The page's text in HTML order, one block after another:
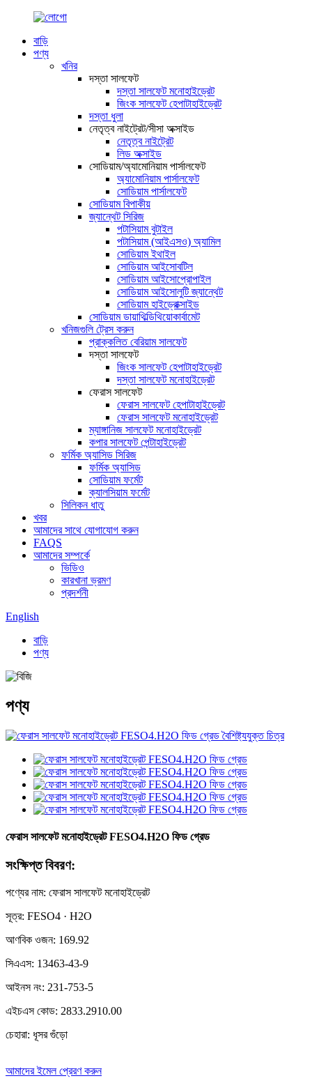
বাড়ি
পণ্য
খনির
দস্তা সালফেট
দস্তা সালফেট মনোহাইড্রেট
জিংক সালফেট হেপাটাহাইড্রেট
দস্তা ধুলা
নেতৃত্ব নাইট্রেট/সীসা অক্সাইড
নেতৃত্ব নাইট্রেট
লিড অক্সাইড
সোডিয়াম/অ্যামোনিয়াম পার্সালফেট
অ্যামোনিয়াম পার্সালফেট
সোডিয়াম পার্সালফেট
সোডিয়াম বিপাকীয়
জ্যান্থেট সিরিজ
পটাসিয়াম বুটাইল
পটাসিয়াম (আইএসও) অ্যামিল
সোডিয়াম ইথাইল
সোডিয়াম আইসোবটিল
সোডিয়াম আইসোপ্রোপাইল
সোডিয়াম আইসোলুটি জ্যান্থেট
সোডিয়াম হাইড্রোক্সাইড
সোডিয়াম ডায়াথিল্ডিথিয়োকার্বামেট
খনিজগুলি ট্রেস করুন
প্রাক্কলিত বেরিয়াম সালফেট
দস্তা সালফেট
জিংক সালফেট হেপাটাহাইড্রেট
দস্তা সালফেট মনোহাইড্রেট
ফেরাস সালফেট
ফেরাস সালফেট হেপাটাহাইড্রেট
ফেরাস সালফেট মনোহাইড্রেট
ম্যাঙ্গানিজ সালফেট মনোহাইড্রেট
কপার সালফেট পেন্টাহাইড্রেট
ফর্মিক অ্যাসিড সিরিজ
ফর্মিক অ্যাসিড
সোডিয়াম ফর্মেট
ক্যালসিয়াম ফর্মেট
সিলিকন ধাতু
খবর
আমাদের সাথে যোগাযোগ করুন
FAQS
আমাদের সম্পর্কে
ভিডিও
কারখানা ভ্রমণ
প্রদর্শনী
English
বাড়ি
পণ্য
পণ্য
ফেরাস সালফেট মনোহাইড্রেট FESO4.H2O ফিড গ্রেড
সংক্ষিপ্ত বিবরণ:
পণ্যের নাম: ফেরাস সালফেট মনোহাইড্রেট
সূত্র: FESO4 · H2O
আণবিক ওজন: 169.92
সিএএস: 13463-43-9
আইনস নং: 231-753-5
এইচএস কোড: 2833.2910.00
চেহারা: ধূসর গুঁড়ো
আমাদের ইমেল প্রেরণ করুন